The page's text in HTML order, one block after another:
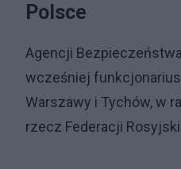
Polsce
Agencji
wcześniej
Warszawy i Tychów, w
rzecz Federacji